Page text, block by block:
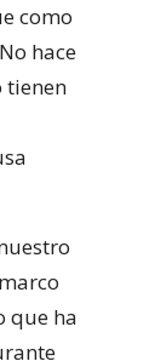
como
hace
tienen
que ha